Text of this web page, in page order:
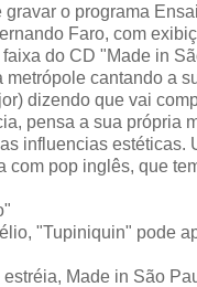
gravar o programa
Faro, com
do CD "Made in
metrópole cantando a
dizendo que vai
pensa a sua própria
influencias estéticas.
com pop inglês, que
"Tupiniquin" pode
Made in São